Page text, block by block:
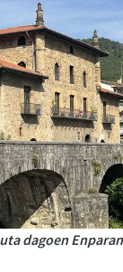
dagoen